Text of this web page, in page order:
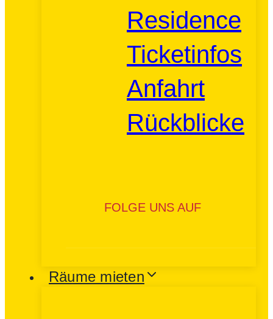
Residence
Ticketinfos
Anfahrt
Rückblicke
FOLGE UNS AUF
Räume mieten